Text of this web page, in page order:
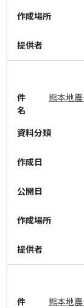
作成場所
提供者
件
名
熊本地
資料分類
作成日
公開日
作成場所
提供者
件
熊本地